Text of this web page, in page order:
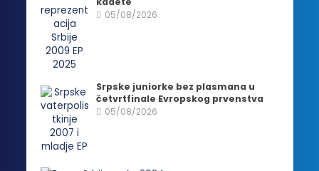
05/08/2026
Srpske juniorke bez plasmana u
četvrtfinale Evropskog prvenstva
05/08/2026